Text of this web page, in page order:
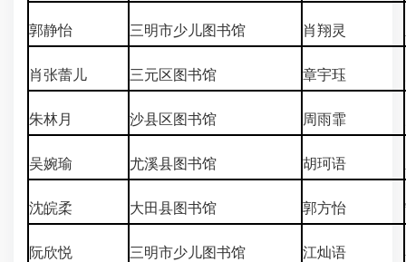
郭静怡 三明市少儿图书馆 肖翔灵
肖张蕾儿 三元区图书馆 章宇珏
朱林月 沙县区图书馆 周雨霏
吴婉瑜 尤溪县图书馆 胡珂语
沈皖柔 大田县图书馆 郭方怡
阮欣悦 三明市少儿图书馆 江灿语